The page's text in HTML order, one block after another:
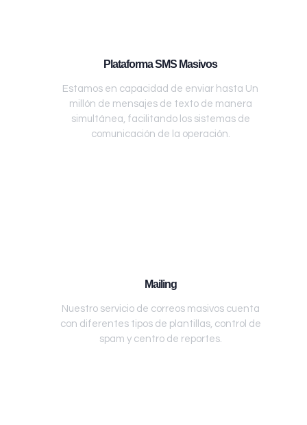
Plataforma SMS Masivos
Estamos en capacidad de enviar hasta Un
millón de mensajes de texto de manera
simultánea, facilitando los sistemas de
comunicación de la operación.
Mailing
Nuestro servicio de correos masivos cuenta
con diferentes tipos de plantillas, control de
spam y centro de reportes.